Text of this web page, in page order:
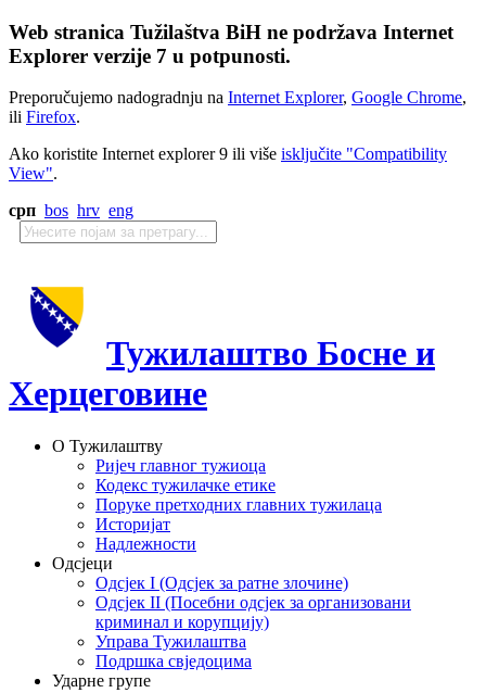
Web stranica Tužilaštva BiH ne podržava Internet
Explorer verzije 7 u potpunosti.
Preporučujemo nadogradnju na Internet Explorer, Google Chrome,
ili Firefox.
Ako koristite Internet explorer 9 ili više isključite "Compatibility
View".
срп bos hrv eng
Тужилаштво Босне и
Херцеговине
О Тужилаштву
Ријеч главног тужиоца
Кодекс тужилачке етике
Поруке претходних главних тужилаца
Историјат
Надлежности
Одсјеци
Одсјек I (Одсјек за ратне злочине)
Одсјек II (Посебни одсјек за организовани
криминал и корупцију)
Управа Тужилаштва
Подршка свједоцима
Ударне групе